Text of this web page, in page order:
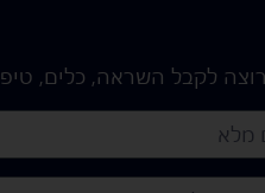
רוצה לקבל השראה, כלים,